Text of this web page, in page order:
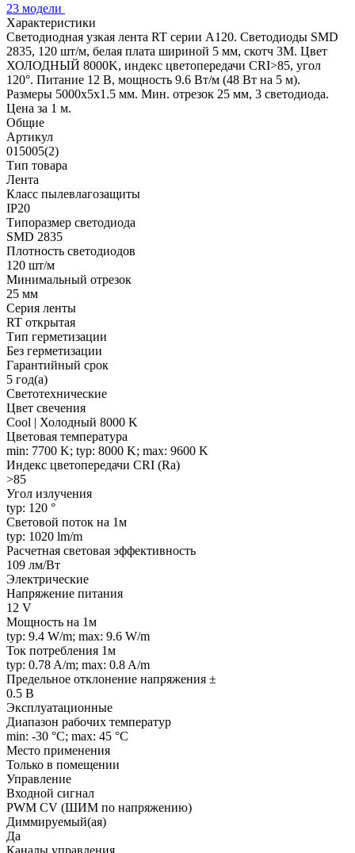
23 модели
Характеристики
Светодиодная узкая лента RT серии A120. Светодиоды SMD
2835, 120 шт/м, белая плата шириной 5 мм, скотч 3M. Цвет
ХОЛОДНЫЙ 8000K, индекс цветопередачи CRI>85, угол
120°. Питание 12 В, мощность 9.6 Вт/м (48 Вт на 5 м).
Размеры 5000х5х1.5 мм. Мин. отрезок 25 мм, 3 светодиода.
Цена за 1 м.
Общие
Артикул
015005(2)
Тип товара
Лента
Класс пылевлагозащиты
IP20
Типоразмер светодиода
SMD 2835
Плотность светодиодов
120 шт/м
Минимальный отрезок
25 мм
Серия ленты
RT открытая
Тип герметизации
Без герметизации
Гарантийный срок
5 год(а)
Светотехнические
Цвет свечения
Cool | Холодный 8000 K
Цветовая температура
min: 7700 K; typ: 8000 K; max: 9600 K
Индекс цветопередачи CRI (Ra)
>85
Угол излучения
typ: 120 °
Световой поток на 1м
typ: 1020 lm/m
Расчетная световая эффективность
109 лм/Вт
Электрические
Напряжение питания
12 V
Мощность на 1м
typ: 9.4 W/m; max: 9.6 W/m
Ток потребления 1м
typ: 0.78 A/m; max: 0.8 A/m
Предельное отклонение напряжения ±
0.5 В
Эксплуатационные
Диапазон рабочих температур
min: -30 °C; max: 45 °C
Место применения
Только в помещении
Управление
Входной сигнал
PWM СV (ШИМ по напряжению)
Диммируемый(ая)
Да
Каналы управления